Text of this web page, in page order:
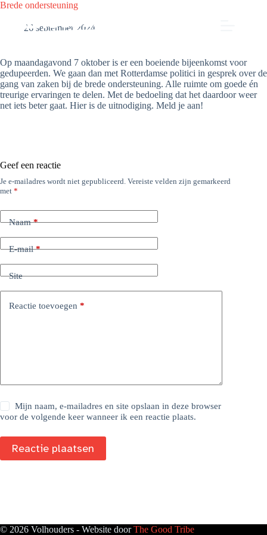
Ga
Brede ondersteuning
26 september 2024
Op maandagavond 7 oktober is er een boeiende bijeenkomst voor
gedupeerden. We gaan dan met Rotterdamse politici in gesprek over de
gang van zaken bij de brede ondersteuning. Alle ruimte om goede én
treurige ervaringen te delen. Met de bedoeling dat het daardoor weer
net iets beter gaat. Hier is de uitnodiging. Meld je aan!
Geef een reactie
Je e-mailadres wordt niet gepubliceerd. Vereiste velden zijn gemarkeerd
met *
Naam*
E-mail*
Site
Reactie toevoegen *
Mijn naam, e-mailadres en site opslaan in deze browser
voor de volgende keer wanneer ik een reactie plaats.
Reactie plaatsen
© 2026 Volhouders - Website doorThe Good Tribe